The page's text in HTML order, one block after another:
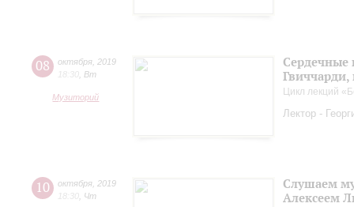
08 октября 2019
18:30 Вт
Музиторий
Сердечные
Цикл лекций
Лектор -
10 октября 2019
18:30 Чт
Слушаем
Алексеем